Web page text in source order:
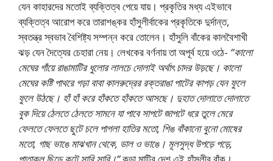
যেন কাহারদের মতােই ব্যক্তিত্ব পেয়ে যায়। প্রকৃতির মধ্য এইভাবে
ব্যক্তিত্ব আরােপ করে তারাশঙ্কর হাঁসুলীর্বাকের প্রকৃতিকে দুর্দান্ত,
স্বতন্ত্র স্বভাব বৈশিষ্ট্য সম্পন্ন করে তােলেন। হাঁসুলি বাঁকের কালবৈশাখী
ঝড় যেন দৈত্যের চেহারা নেয়। লেখকের বর্ণনায় তা অপূর্ব হয়ে ওঠে- “কালো
মেঘের গাঁয়ে রাঙামাটির ধুলাের লালচে দোলাই অর্থাৎ চাদর উড়ছে। কালাে
মেঘের কষ্টি পাথরে গড়া বাবা কালরুদ্রের রক্তরাঙা পাটের কাপড় যেন ফুলে
ফুলে উঠছে। হাঁ হাঁ করে হাঁকতে হাঁকতে আসছে। দুহাত দোলাতে দোলাতে
বুক দিয়ে ঠেলতে ঠেলতে সামনে যা পাবে সাপটে জাপটে ধরে তুলে মেরে
ফেলতে ফেলতে ছুটে চলে পাগলা হাতির মতাে, শিঙ বাঁকানাে বুনাে মােষের
মতাে, গাছ ভাঙে মাঝখান থেকে, ডাল ও ভাঙে। মূলসুদ্ধ উপড়ে পড়ে,